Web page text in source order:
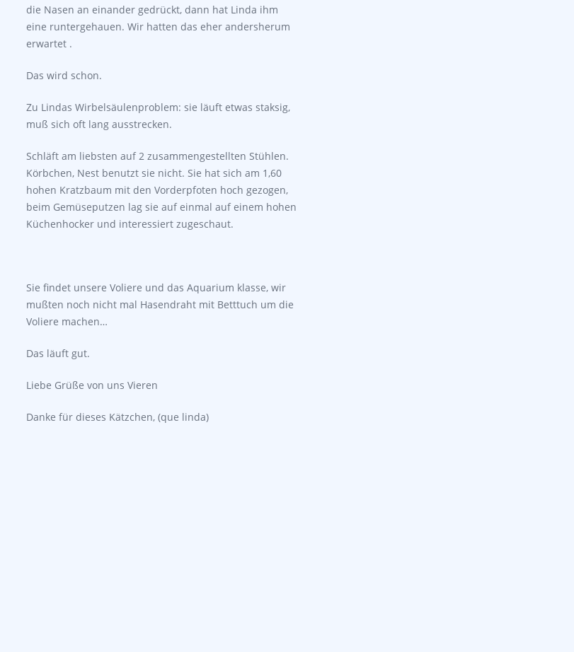
die Nasen an einander gedrückt, dann hat Linda ihm
eine runtergehauen. Wir hatten das eher andersherum
erwartet .
Das wird schon.
Zu Lindas Wirbelsäulenproblem: sie läuft etwas staksig,
muß sich oft lang ausstrecken.
Schläft am liebsten auf 2 zusammengestellten Stühlen.
Körbchen, Nest benutzt sie nicht. Sie hat sich am 1,60
hohen Kratzbaum mit den Vorderpfoten hoch gezogen,
beim Gemüseputzen lag sie auf einmal auf einem hohen
Küchenhocker und interessiert zugeschaut.
Sie findet unsere Voliere und das Aquarium klasse, wir
mußten noch nicht mal Hasendraht mit Betttuch um die
Voliere machen…
Das läuft gut.
Liebe Grüße von uns Vieren
Danke für dieses Kätzchen, (que linda)